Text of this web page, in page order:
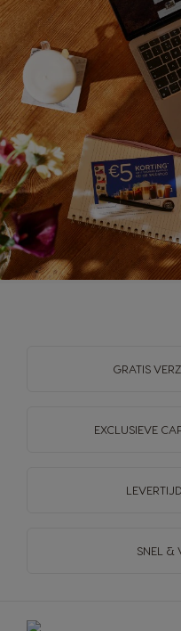
GRATIS
EXCLUSIEVE
SNEL &